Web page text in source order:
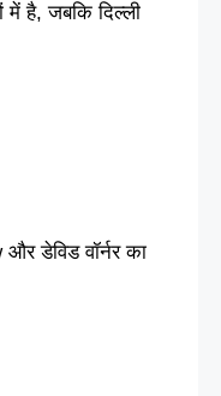
में है, जबकि दिल्ली
डेविड वॉर्नर का